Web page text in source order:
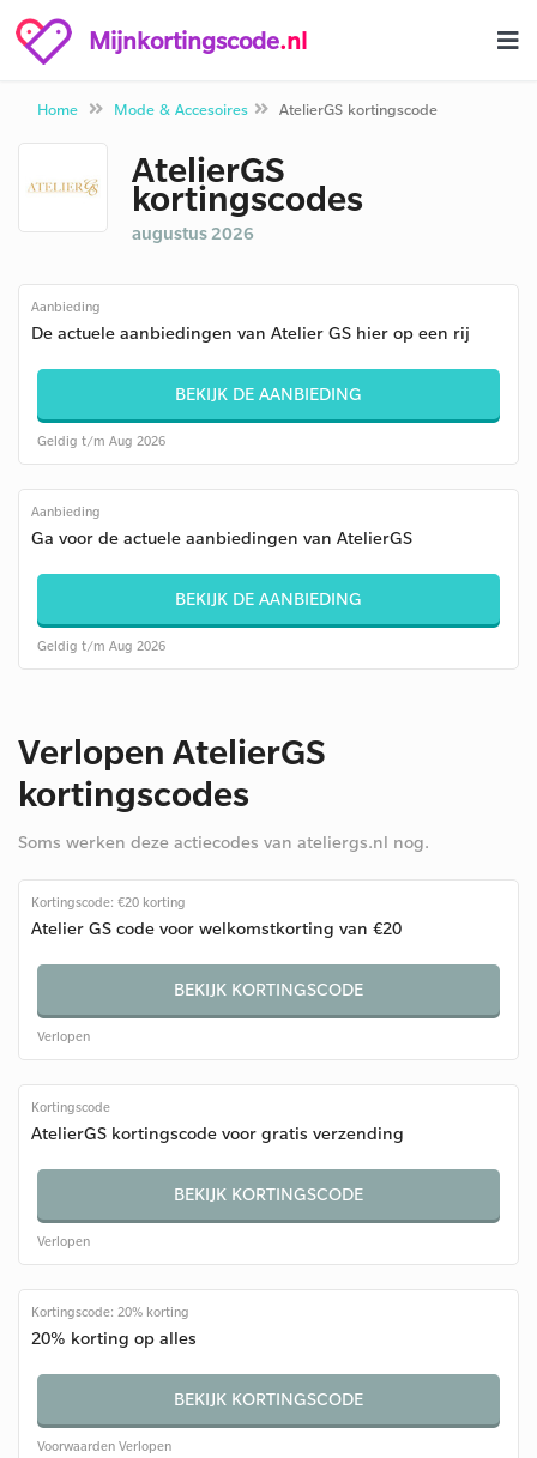
Mijnkortingscode.nl
Home Mode & Accesoires AtelierGS kortingscode
AtelierGS
kortingscodes
augustus 2026
Aanbieding
De actuele aanbiedingen van Atelier GS hier op een rij
BEKIJK DE AANBIEDING
Geldig t/m Aug 2026
Aanbieding
Ga voor de actuele aanbiedingen van AtelierGS
BEKIJK DE AANBIEDING
Geldig t/m Aug 2026
Verlopen AtelierGS
kortingscodes
Soms werken deze actiecodes van ateliergs.nl nog.
Kortingscode: €20 korting
Atelier GS code voor welkomstkorting van €20
BEKIJK KORTINGSCODE
Verlopen
Kortingscode
AtelierGS kortingscode voor gratis verzending
BEKIJK KORTINGSCODE
Verlopen
Kortingscode: 20% korting
20% korting op alles
BEKIJK KORTINGSCODE
Voorwaarden Verlopen